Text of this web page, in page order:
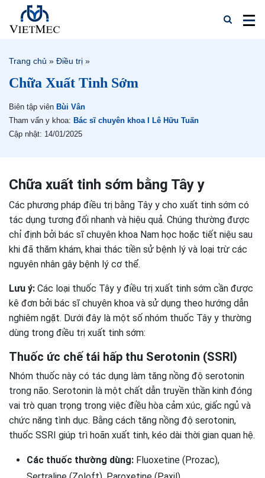
Trang chủ » Điều trị »
Chữa Xuất Tinh Sớm
Biên tập viên Bùi Vân
Tham vấn y khoa: Bác sĩ chuyên khoa I Lê Hữu Tuấn
Cập nhật: 14/01/2025
Chữa xuất tinh sớm bằng Tây y
Các phương pháp điều trị bằng Tây y cho xuất tinh sớm có
tác dụng tương đối nhanh và hiệu quả. Chúng thường được
chỉ định bởi bác sĩ chuyên khoa Nam học hoặc tiết niệu sau
khi đã thăm khám, khai thác tiền sử bệnh lý và loại trừ các
nguyên nhân gây bệnh lý cơ thể.
Lưu ý: Các loại thuốc Tây y điều trị xuất tinh sớm cần được
kê đơn bởi bác sĩ chuyên khoa và sử dụng theo hướng dẫn
nghiêm ngặt. Dưới đây là một số nhóm thuốc Tây y thường
dùng trong điều trị xuất tinh sớm:
Thuốc ức chế tái hấp thu Serotonin (SSRI)
Nhóm thuốc này có tác dụng làm tăng nồng độ serotonin
trong não. Serotonin là một chất dẫn truyền thần kinh đóng
vai trò quan trọng trong việc điều hòa cảm xúc, giấc ngủ và
chức năng tình dục. Bằng cách tăng nồng độ serotonin,
thuốc SSRI giúp trì hoãn xuất tinh, kéo dài thời gian quan hệ.
Các thuốc thường dùng: Fluoxetine (Prozac),